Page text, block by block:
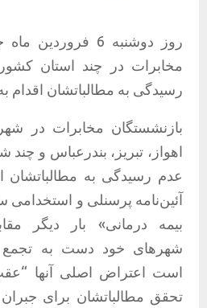
روز دوشنبه 6
مخابرات در چند استان
رسیدگی به مطالباتشان اقدام
بازنشستگان مخابرات در
اهواز، تبریز، بندرعباس و
عدم ‌رسیدگی به مطالباتشان
بیمه درمانی» بار دیگر
شهرهای خود دست به تجمع
است اعتراض اصلی آنها
تحقق مطالباتشان برای